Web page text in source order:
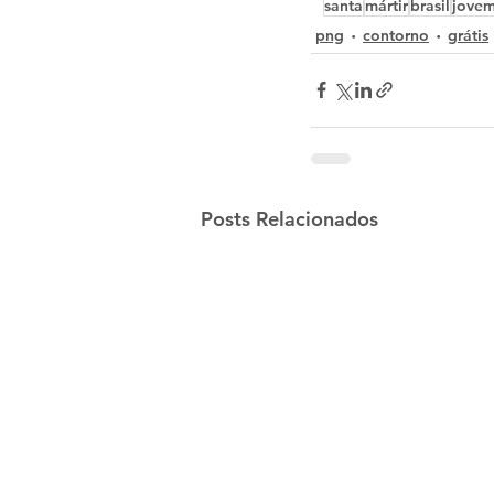
santa mártirbrasil
png
contorno grátis
Posts Relacionados